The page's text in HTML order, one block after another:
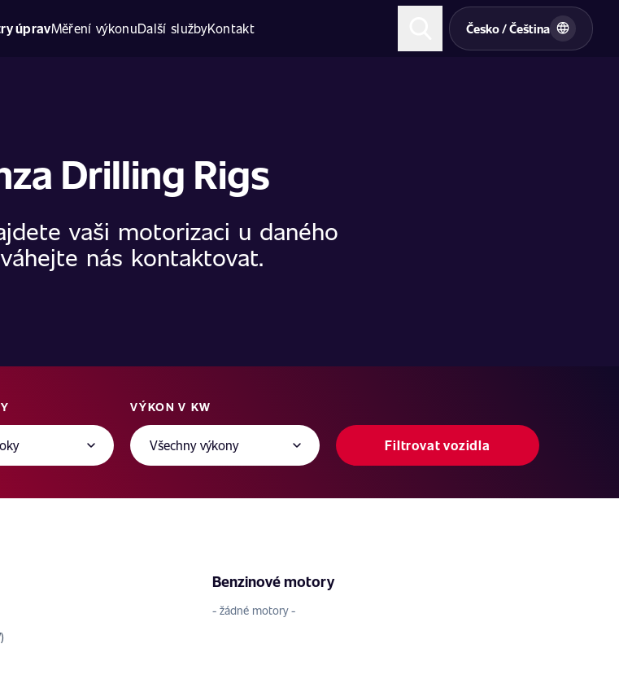
úpravMěření výkonuDalší službyKontakt Česko / Čeština
Drilling Rigs
vaši motorizaci u daného
nás kontaktovat.
VÝKON V KW
Filtrovat vozidla
Benzinové motory
- žádné motory -